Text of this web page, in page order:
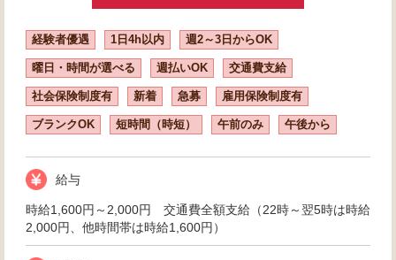
経験者優遇 1日4h以内 週2～3日からOK
曜日・時間が選べる 週払いOK 交通費支給
社会保険制度有 新着 急募 雇用保険制度有
ブランクOK 短時間（時短） 午前のみ 午後から
給与
時給1,600円～2,000円 交通費全額支給（22時～翌5時は時給
2,000円、他時間帯は時給1,600円）